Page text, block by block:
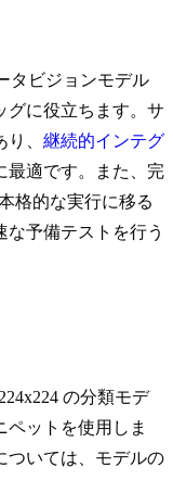
タビジョンモデル
グに役立ちます。サ
、 継続的インテグ
最適です。また、完
格的な実行に移る
予備テストを行う
の分類モデ
ペットを使用しま
ついては、モデルの